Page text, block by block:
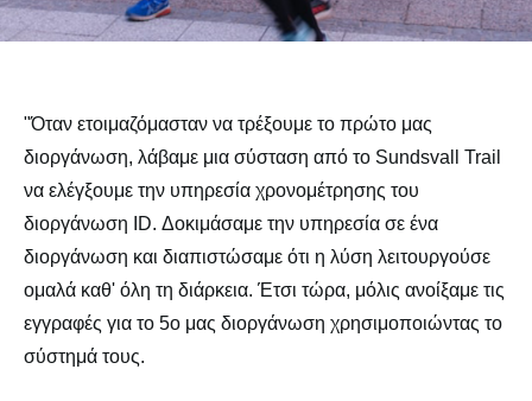
"Όταν ετοιμαζόμασταν να τρέξουμε το πρώτο μας
διοργάνωση, λάβαμε μια σύσταση από το Sundsvall Trail
να ελέγξουμε την υπηρεσία χρονομέτρησης του
διοργάνωση ID. Δοκιμάσαμε την υπηρεσία σε ένα
διοργάνωση και διαπιστώσαμε ότι η λύση λειτουργούσε
ομαλά καθ' όλη τη διάρκεια. Έτσι τώρα, μόλις ανοίξαμε τις
εγγραφές για το 5ο μας διοργάνωση χρησιμοποιώντας το
σύστημά τους.